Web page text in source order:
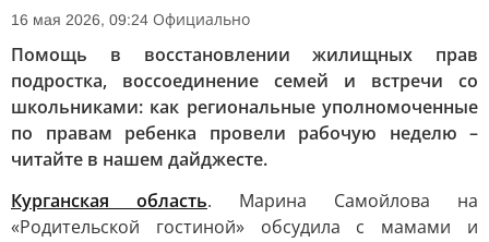
16 мая 2026, 09:24 Официально
Помощь в восстановлении жилищных прав
подростка, воссоединение семей и встречи со
школьниками: как региональные уполномоченные
по правам ребенка провели рабочую неделю –
читайте в нашем дайджесте.
Курганская область. Марина Самойлова на
«Родительской гостиной» обсудила с мамами и